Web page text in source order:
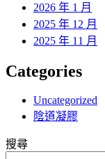
2026 年 1 月
2025 年 12 月
2025 年 11 月
Categories
Uncategorized
陰道凝膠
搜尋